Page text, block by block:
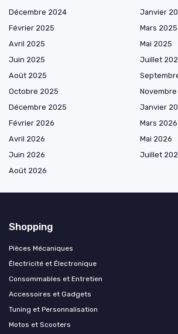
Décembre 2024
Janvier
Février 2025
Mars 2025
Avril 2025
Mai 2025
Juin 2025
Juillet
Août 2025
Octobre 2025
Décembre 2025
Janvier
Février 2026
Mars 2026
Avril 2026
Mai 2026
Juin 2026
Juillet
Août 2026
Shopping
Pièces Mécaniques
Électricité et Électronique
Consommables et Entretien
Accessoires et Gadgets
Tuning et Personnalisation
Motos et Scooters